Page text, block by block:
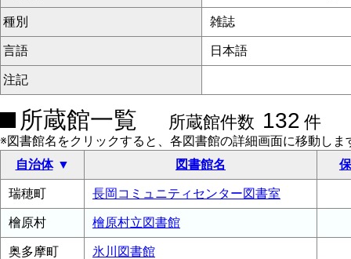
種別 雑誌
言語 日本語
注記
所蔵館一覧 所蔵館件数 132 件
※図書館名をクリックすると、各図書館の詳細画面に移動しま
自治体
図書館名
瑞穂町 長岡コミュニティセンター図書室
檜原村 檜原村立図書館
奥多摩町 氷川図書館